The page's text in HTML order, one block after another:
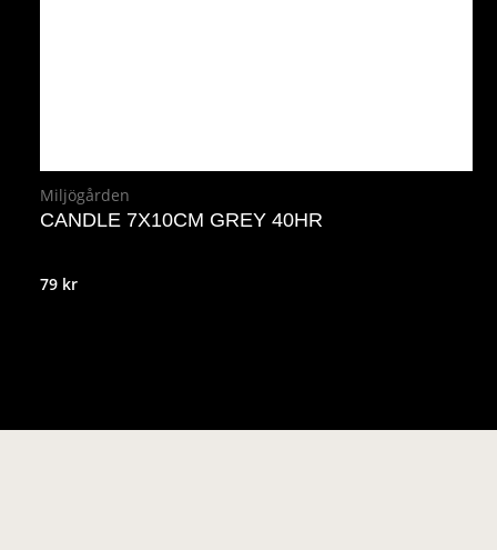
Miljögården
CANDLE 7X10CM GREY 40HR
79 kr